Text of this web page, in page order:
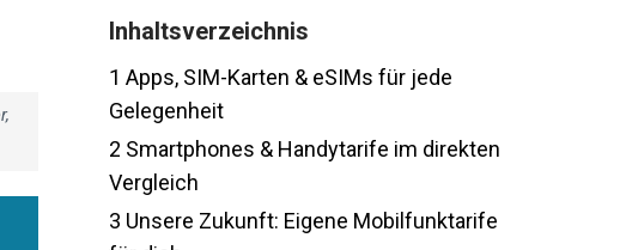
Inhaltsverzeichnis
1 Apps, SIM-Karten & eSIMs für jede
Gelegenheit
2 Smartphones & Handytarife im direkten
Vergleich
3 Unsere Zukunft: Eigene Mobilfunktarife